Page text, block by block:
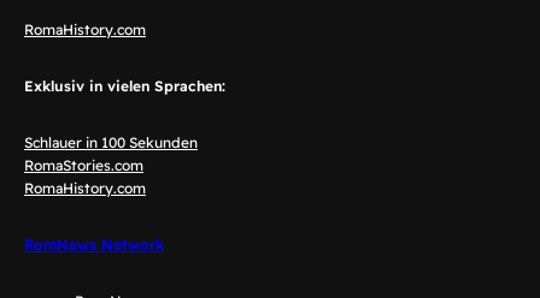
RomaHistory.com
Exklusiv in vielen Sprachen:
Schlauer in 100 Sekunden
RomaStories.com
RomaHistory.com
RomNews Network